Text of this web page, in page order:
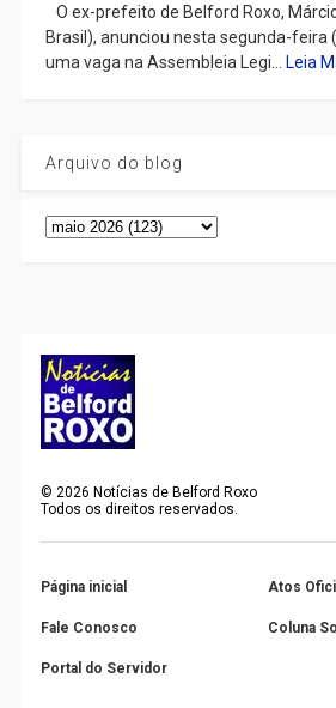
O ex-prefeito de Belford Roxo,
Brasil), anunciou nesta segunda-feira
uma vaga na Assembleia Legi... Leia
Arquivo do blog
©2026 Notícias de Belford Roxo
Todos os direitos reservados.
Página inicial Atos
Fale Conosco Coluna
Portal do Servidor